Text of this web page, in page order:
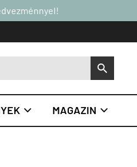
S
 MAGAZIN 